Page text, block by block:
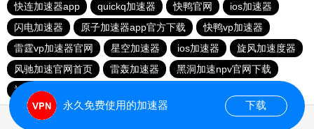
快连加速器app
quickq加速器 快鸭官网
ios加速器
闪电加速器
原子加速器app官方下载
快鸭vp加速器
雷霆vp加速器官网
星空加速器 ios加速器
旋风加速度器
风驰加速官网首页
雷轰加速器
黑洞加速npv官网下载
神灯vp加速器官网
永久免费使用的加速器 下载